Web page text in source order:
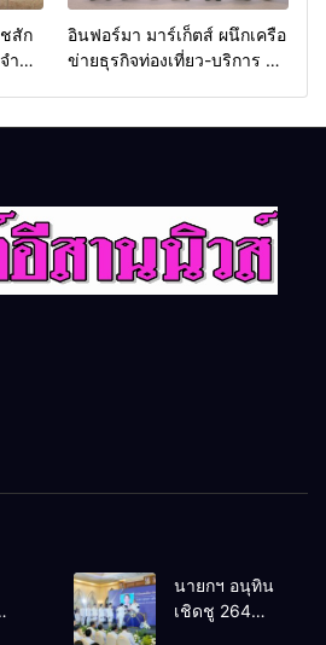
สัก
ำปี
อินฟอร์มา มาร์เก็ตส์ ผนึกเครือ
ข่ายธุรกิจท่องเที่ยว-บริการ จัด
นายกฯ อนุทิน
เชิดชู 264